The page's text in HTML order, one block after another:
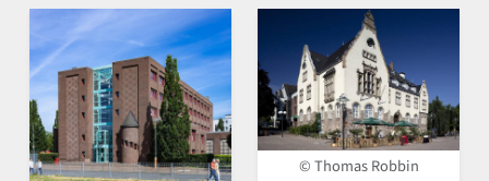
© Thomas Robbin